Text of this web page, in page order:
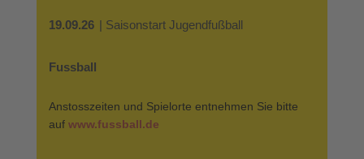
19.09.26 | Saisonstart Jugendfußball
Fussball
Anstosszeiten und Spielorte entnehmen Sie bitte
auf www.fussball.de